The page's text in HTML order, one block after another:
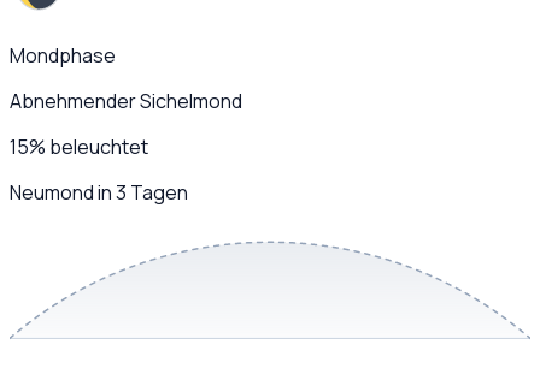
Mondphase
Abnehmender Sichelmond
15% beleuchtet
Neumond in 3 Tagen